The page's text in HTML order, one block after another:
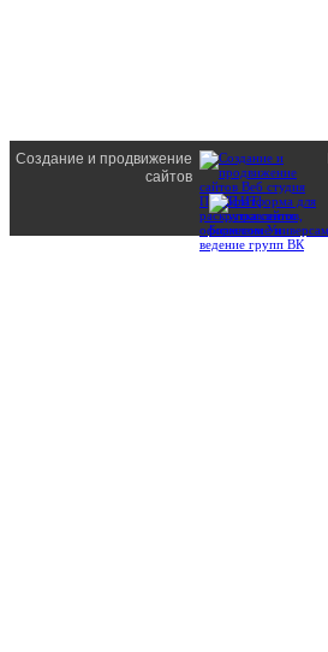
Создание и продвижение
сайтов